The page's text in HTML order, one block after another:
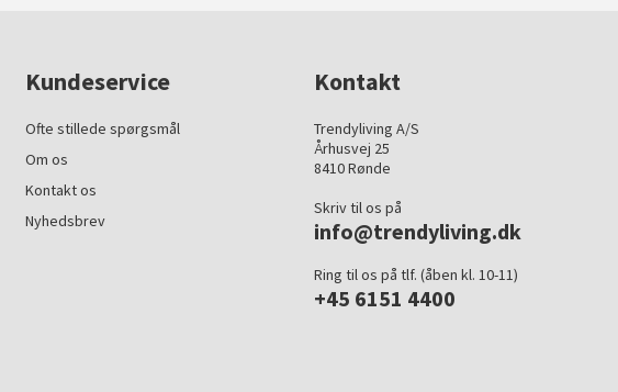
Kundeservice
Ofte stillede spørgsmål
Om os
Kontakt os
Nyhedsbrev
Kontakt
Trendyliving A/S
Århusvej 25
8410 Rønde
Skriv til os på
info@trendyliving.dk
Ring til os på tlf. (åben kl. 10-11)
+45 6151 4400